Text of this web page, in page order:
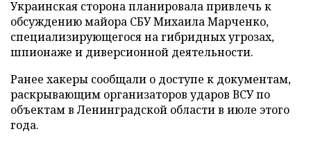
Украинская сторона планировала привлечь к
обсуждению майора СБУ Михаила Марченко,
специализирующегося на гибридных угрозах,
шпионаже и диверсионной деятельности.
Ранее хакеры сообщали о доступе к документам,
раскрывающим организаторов ударов ВСУ по
объектам в Ленинградской области в июле этого
года.